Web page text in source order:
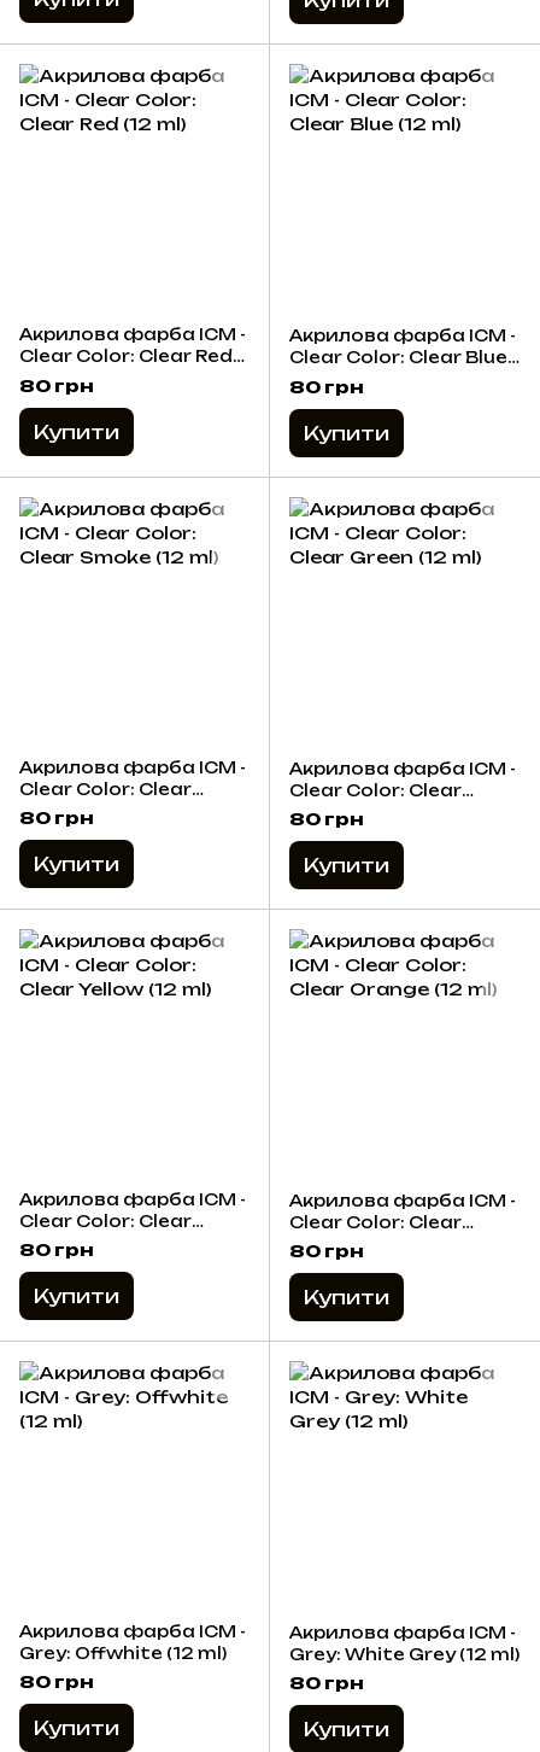
Акрилова фарба ICM -
Clear Color: Clear Red
(12 ml)
80 грн
Купити
Акрилова фарба ICM -
Clear Color: Clear Blue
(12 ml)
80 грн
Купити
Акрилова фарба ICM -
Clear Color: Clear
Smoke (12 ml)
80 грн
Купити
Акрилова фарба ICM -
Clear Color: Clear
Green (12 ml)
80 грн
Купити
Акрилова фарба ICM -
Clear Color: Clear
Yellow (12 ml)
80 грн
Купити
Акрилова фарба ICM -
Clear Color: Clear
Orange (12 ml)
80 грн
Купити
Акрилова фарба ICM -
Grey: Offwhite (12 ml)
80 грн
Купити
Акрилова фарба ICM -
Grey: White Grey (12 ml)
80 грн
Купити